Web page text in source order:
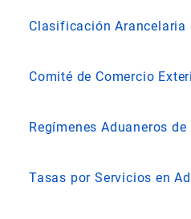
Clasificación Arancelaria
Comité de Comercio
Regímenes Aduaneros
Tasas por Servicios en